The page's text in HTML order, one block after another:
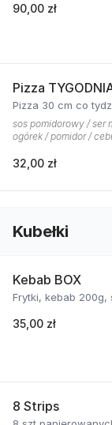
90,00 zł
Pizza
Pizza 30 cm co
sos pomidorowy / ser
ogórek / pomidor /
32,00 zł
Kubełki
Kebab BOX
Frytki, kebab 200g,
35,00 zł
8 Strips